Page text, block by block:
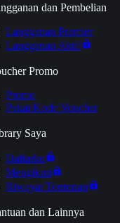
dan Pembelian
Langganan Premier
Langganan Aktif
Promo
Promo
Pakai Kode Voucher
Saya
Daftarku
Mengikuti
Riwayat Tontonan
dan Lainnya